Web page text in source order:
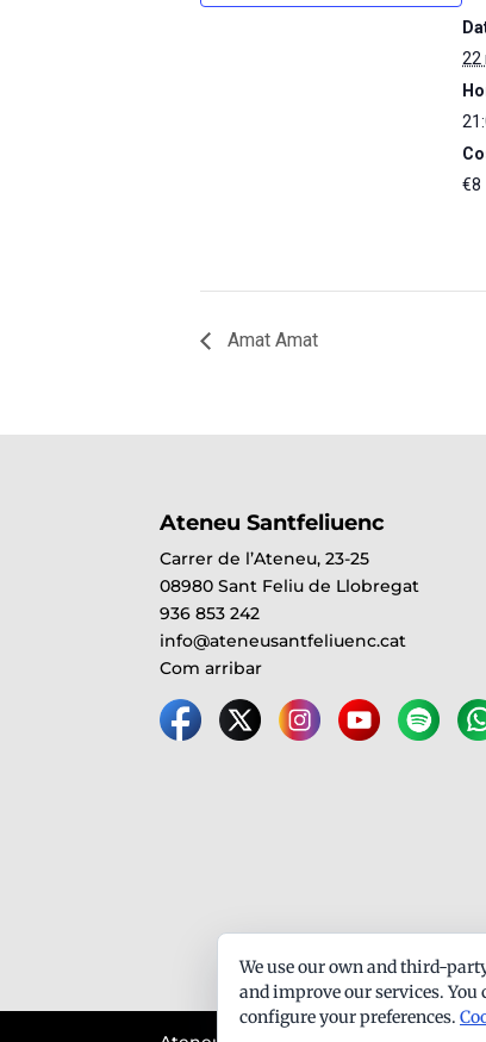
22
€8
Amat Amat
Ateneu Santfeliuenc
Carrer de l’Ateneu, 23-25
08980 Sant Feliu de Llobregat
936 853 242
info@ateneusantfeliuenc.cat
Com arribar
We use our own and third-
and improve our services.
configure your preferences.